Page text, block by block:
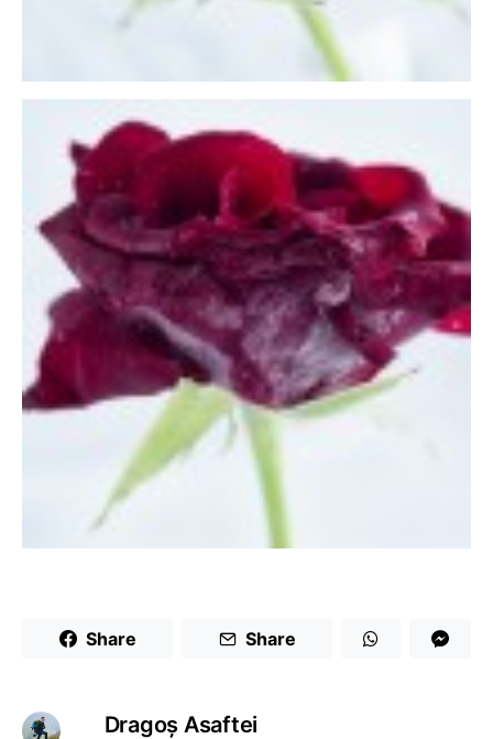
Share Share
Dragoş Asaftei